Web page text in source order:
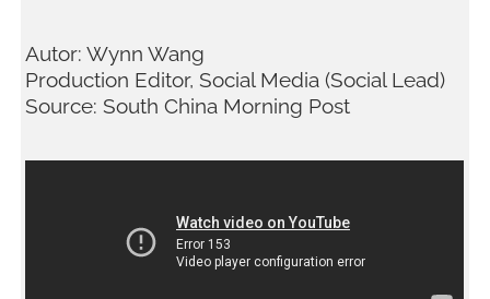
Autor: Wynn Wang
Production Editor, Social Media (Social Lead)
Source: South China Morning Post